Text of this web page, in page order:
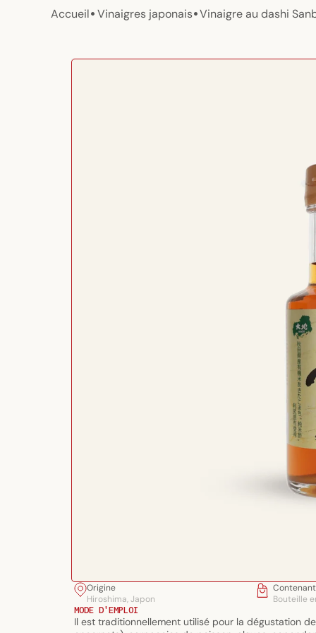
Accueil•Vinaigres japonais•Vinaigre au dashi
Passer aux
Ouvrir
le
média
Origine
Hiroshima, Japon
Contenant
Bouteille
MODE D'EMPLOI
Il est traditionnellement utilisé pour la dégustation